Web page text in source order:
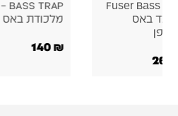
Fuser Bass
באס
BASS TRAP –
מלכודת באס
₪
140